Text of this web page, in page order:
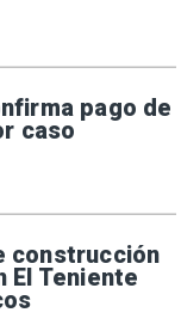
pago de
caso
construcción
El Teniente